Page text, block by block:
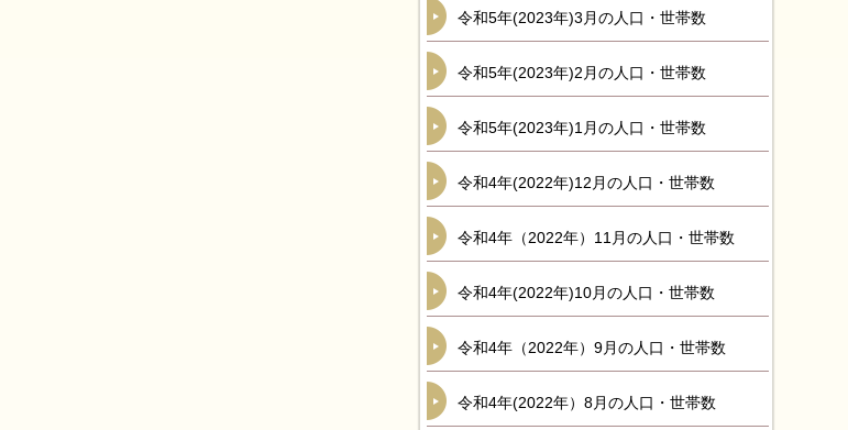
令和5年(2023年)3月の人口・世帯数
令和5年(2023年)2月の人口・世帯数
令和5年(2023年)1月の人口・世帯数
令和4年(2022年)12月の人口・世帯数
令和4年（2022年）11月の人口・世帯数
令和4年(2022年)10月の人口・世帯数
令和4年（2022年）9月の人口・世帯数
令和4年(2022年）8月の人口・世帯数